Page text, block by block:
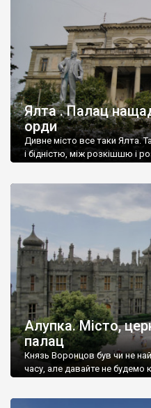
Ялта . Палац
орди
Дивне місто все таки Ялта.
і бідністю, між розкішшю і
Алупка. Місто,
палац
Князь Воронцов був чи не
часу, але давайте не